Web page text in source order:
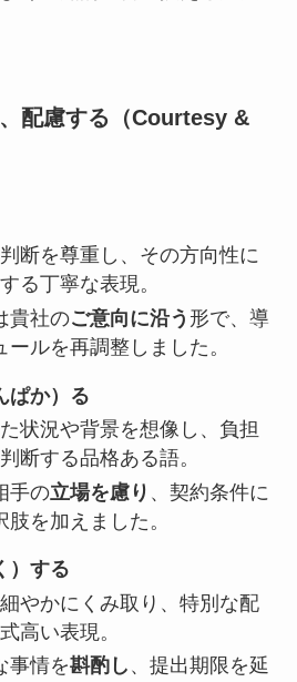
配慮する（Courtesy &
断を尊重し、その方向性に
る丁寧な表現。
貴社のご意向に沿う 形で、導
ールを再調整しました。
ぱか）る
状況や背景を想像し、負担
断する品格ある語。
手の立場を慮り 、契約条件に
を加えました。
）する
やかにくみ取り、特別な配
高い表現。
事情を斟酌し 、提出期限を延